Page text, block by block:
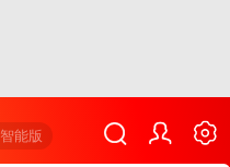
智能版